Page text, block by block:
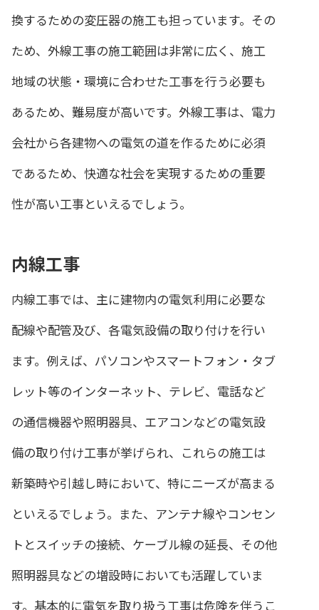
換するための変圧器の施工も担っています。その
ため、外線工事の施工範囲は非常に広く、施工
地域の状態・環境に合わせた工事を行う必要も
あるため、難易度が高いです。外線工事は、電力
会社から各建物への電気の道を作るために必須
であるため、快適な社会を実現するための重要
性が高い工事といえるでしょう。
内線工事
内線工事では、主に建物内の電気利用に必要な
配線や配管及び、各電気設備の取り付けを行い
ます。例えば、パソコンやスマートフォン・タブ
レット等のインターネット、テレビ、電話など
の通信機器や照明器具、エアコンなどの電気設
備の取り付け工事が挙げられ、これらの施工は
新築時や引越し時において、特にニーズが高まる
といえるでしょう。また、アンテナ線やコンセン
トとスイッチの接続、ケーブル線の延長、その他
照明器具などの増設時においても活躍していま
す。基本的に電気を取り扱う工事は危険を伴うこ